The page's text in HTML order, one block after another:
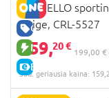
GERA KAINA
NAUJA PREKĖ
E-KAINA
CARRELLO
Beige, CRL-5527
159,20 €
199,00 €
30d. geriausia kaina: